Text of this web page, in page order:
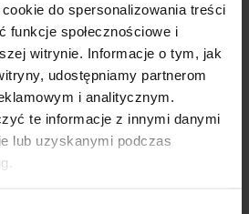
do spersonalizowania treści
funkcje społecznościowe i
witrynie. Informacje o tym, jak
udostępniamy partnerom
i analitycznym.
te informacje z innymi danymi
lub uzyskanymi podczas
kwitnienia -